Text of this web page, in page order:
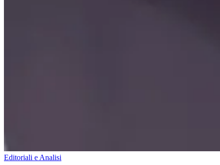
Editoriali e Analisi